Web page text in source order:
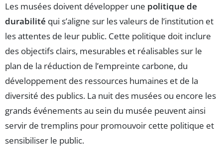
Les musées doivent développer une politique de
durabilité qui s’aligne sur les valeurs de l’institution et
les attentes de leur public. Cette politique doit inclure
des objectifs clairs, mesurables et réalisables sur le
plan de la réduction de l’empreinte carbone, du
développement des ressources humaines et de la
diversité des publics. La nuit des musées ou encore les
grands événements au sein du musée peuvent ainsi
servir de tremplins pour promouvoir cette politique et
sensibiliser le public.